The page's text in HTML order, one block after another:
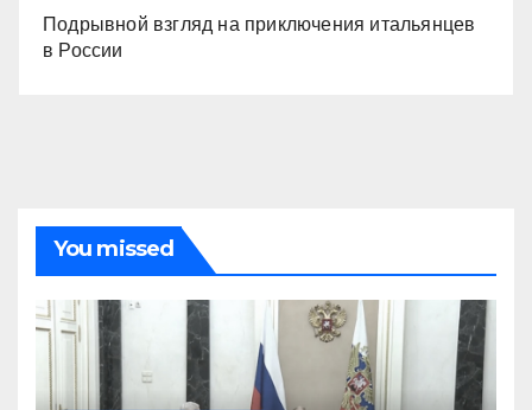
Подрывной взгляд на приключения итальянцев
в России
You missed